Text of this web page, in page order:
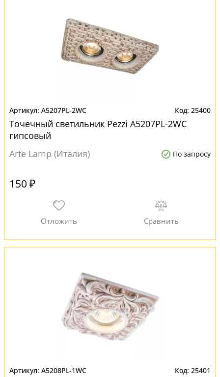
A5207PL-2WC 25400
Точечный светильник Pezzi A5207PL-2WC
гипсовый
Arte Lamp (Италия)
По запросу
150 ₽
A5208PL-1WC 25401